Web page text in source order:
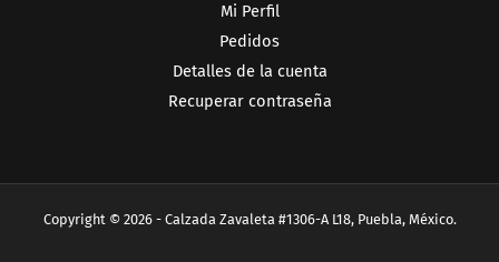
Mi Perfil
Pedidos
Detalles de la cuenta
Recuperar contraseña
Copyright © 2026 - Calzada Zavaleta #1306-A L18, Puebla, México.